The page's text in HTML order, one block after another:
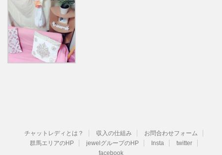
チャットレディとは？ 収入の仕組み
お問合わせフォーム
群馬エリアのHP
jewelグループのHP Insta
twitter
facebook